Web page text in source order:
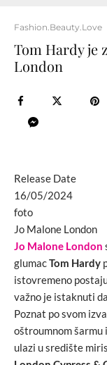
Fashion.Beauty.Love
Tom Hardy je
London
Release Date
16/05/2024
foto
Jo Malone London
Jo Malone London
glumacTom Hardy
istovremeno
važno je istaknuti
Poznat po svom
oštroumnom
ulazi u središte